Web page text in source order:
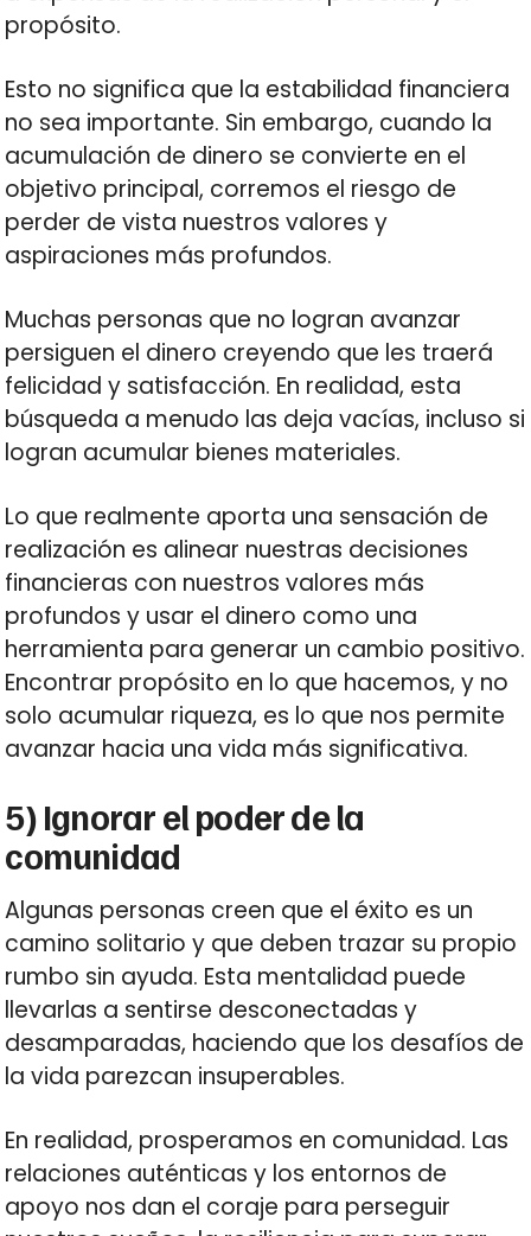
propósito.
Esto no significa que la estabilidad financiera
no sea importante. Sin embargo, cuando la
acumulación de dinero se convierte en el
objetivo principal, corremos el riesgo de
perder de vista nuestros valores y
aspiraciones más profundos.
Muchas personas que no logran avanzar
persiguen el dinero creyendo que les traerá
felicidad y satisfacción. En realidad, esta
búsqueda a menudo las deja vacías, incluso si
logran acumular bienes materiales.
Lo que realmente aporta una sensación de
realización es alinear nuestras decisiones
financieras con nuestros valores más
profundos y usar el dinero como una
herramienta para generar un cambio positivo.
Encontrar propósito en lo que hacemos, y no
solo acumular riqueza, es lo que nos permite
avanzar hacia una vida más significativa.
5) Ignorar el poder de la
comunidad
Algunas personas creen que el éxito es un
camino solitario y que deben trazar su propio
rumbo sin ayuda. Esta mentalidad puede
llevarlas a sentirse desconectadas y
desamparadas, haciendo que los desafíos de
la vida parezcan insuperables.
En realidad, prosperamos en comunidad. Las
relaciones auténticas y los entornos de
apoyo nos dan el coraje para perseguir